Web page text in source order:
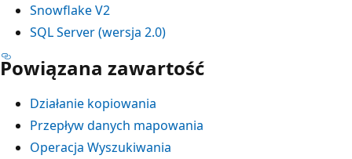
Snowflake V2
SQL Server (wersja 2.0)
Powiązana zawartość
Działanie kopiowania
Przepływ danych mapowania
Operacja Wyszukiwania